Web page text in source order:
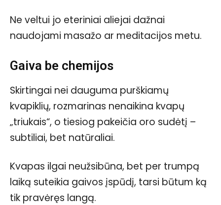
Ne veltui jo eteriniai aliejai dažnai
naudojami masažo ar meditacijos metu.
Gaiva be chemijos
Skirtingai nei dauguma purškiamų
kvapiklių, rozmarinas nenaikina kvapų
„triukais“, o tiesiog pakeičia oro sudėtį –
subtiliai, bet natūraliai.
Kvapas ilgai neužsibūna, bet per trumpą
laiką suteikia gaivos įspūdį, tarsi būtum ką
tik pravėręs langą.